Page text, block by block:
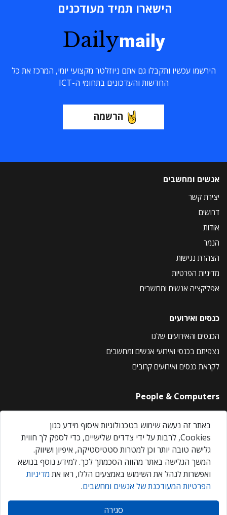
הישארו תמיד מעודכנים
Dailymaily
הירשמו עכשיו ותקבלו גם אתם ניוזלטר מקצועי יומי, המרכז את כל
החדשות והעדכונים בתחומי ה-ICT
הרשמה
אנשים ומחשבים
יצירת קשר
דרושים
אודות
הנמר
הצהרת נגישות
מדיניות הפרטיות
אפליקציה אנשים ומחשבים
כנסים ואירועים
הכנסים והאירועים שלנו
נצפיתם בכנסי ואירועי אנשים ומחשבים
לקראת כנסים ואירועים קרובים
People & Computers
About Us
Privacy Policy
Contact Us
Our Events
אנשים ומחשבים © 2026 – כל הזכויות שמורות
באתר זה נעשה שימוש בטכנולוגיות איסוף מידע כגון
Cookies, לרבות על ידי צדדים שלישיים, כדי לספק לך חווית
גלישה טובה יותר וכן למטרות סטטיסטיקה, איפיון ושיווק.
המשך הגלישה באתר מהווה הסכמתך לכך. למידע נוסף בנושא
ואפשרות לנהל את השימוש באמצעים הללו, ראו את מדיניות
הפרטיות המעודכנת של אנשים ומחשבים.
סגירה